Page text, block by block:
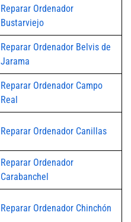
Reparar Ordenador
Bustarviejo
Reparar Ordenador Belvis de
Jarama
Reparar Ordenador Campo
Real
Reparar Ordenador Canillas
Reparar Ordenador
Carabanchel
Reparar Ordenador Chinchón